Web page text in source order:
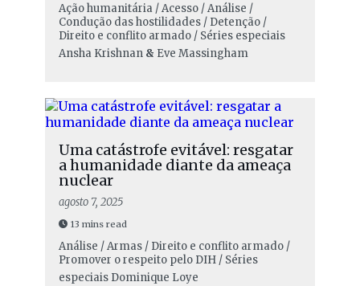
Ação humanitária / Acesso / Análise /
Condução das hostilidades / Detenção /
Direito e conflito armado / Séries especiais
Ansha Krishnan& Eve Massingham
Uma catástrofe evitável: resgatar
a humanidade diante da ameaça
nuclear
agosto 7, 2025
13 mins read
Análise / Armas / Direito e conflito armado /
Promover o respeito pelo DIH / Séries
especiais Dominique Loye